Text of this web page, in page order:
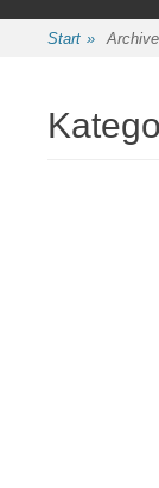
springen
Start »